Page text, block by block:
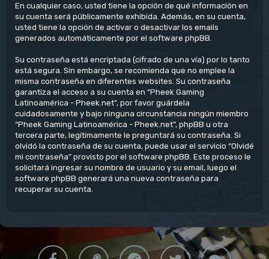
En cualquier caso, usted tiene la opción de qué información en
su cuenta será públicamente exhibida. Además, en su cuenta,
usted tiene la opción de activar o desactivar los emails
generados automáticamente por el software phpBB.
Su contraseña está encriptada (cifrado de una vía) por lo tanto
está segura. Sin embargo, se recomienda que no emplee la
misma contraseña en diferentes websites. Su contraseña
garantiza el acceso a su cuenta en “Pheek Gaming
Latinoamérica - Pheek.net”, por favor guárdela
cuidadosamente y bajo ninguna circunstancia ningún miembro
“Pheek Gaming Latinoamérica - Pheek.net”, phpBB u otra
tercera parte, legítimamente le preguntará su contraseña. Si
olvidó la contraseña de su cuenta, puede usar el servicio “Olvidé
mi contraseña” provisto por el software phpBB. Este proceso le
solicitará ingresar su nombre de usuario y su email, luego el
software phpBB generará una nueva contraseña para
recuperar su cuenta.